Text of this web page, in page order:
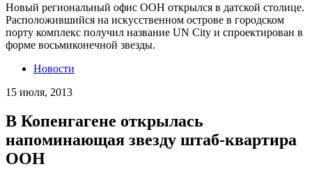
Новый региональный офис ООН открылся в датской столице.
Расположившийся на искусственном острове в городском
порту комплекс получил название UN City и спроектирован в
форме восьмиконечной звезды.
Новости
15 июля, 2013
В Копенгагене открылась
напоминающая звезду штаб-квартира
ООН